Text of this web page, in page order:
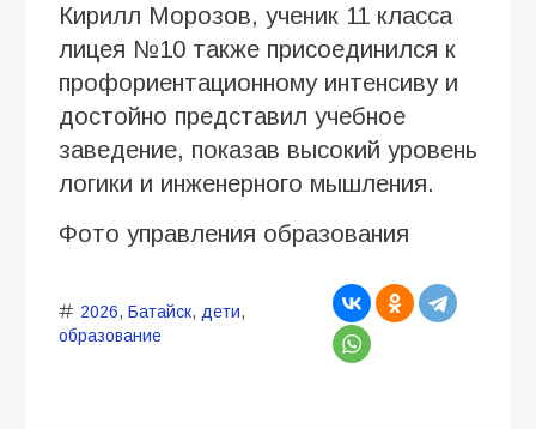
Кирилл Морозов, ученик 11 класса
лицея №10 также присоединился к
профориентационному интенсиву и
достойно представил учебное
заведение, показав высокий уровень
логики и инженерного мышления.
Фото управления образования
2026, Батайск, дети,
образование